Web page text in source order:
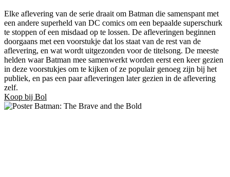
Elke aflevering van de serie draait om Batman die samenspant met
een andere superheld van DC comics om een bepaalde superschurk
te stoppen of een misdaad op te lossen. De afleveringen beginnen
doorgaans met een voorstukje dat los staat van de rest van de
aflevering, en wat wordt uitgezonden voor de titelsong. De meeste
helden waar Batman mee samenwerkt worden eerst een keer gezien
in deze voorstukjes om te kijken of ze populair genoeg zijn bij het
publiek, en pas een paar afleveringen later gezien in de aflevering
zelf.
Koop bij Bol